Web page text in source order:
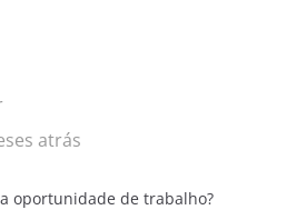
atrás
oportunidade de trabalho?